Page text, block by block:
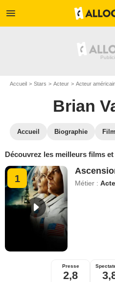
menu
Accueil Stars Acteur Acteur
Brian
Accueil Biographie
Découvrez les meilleurs films
1 Métier :
Presse
2,8